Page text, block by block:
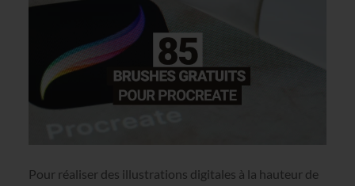
Pour réaliser des illustrations digitales à la hauteur de